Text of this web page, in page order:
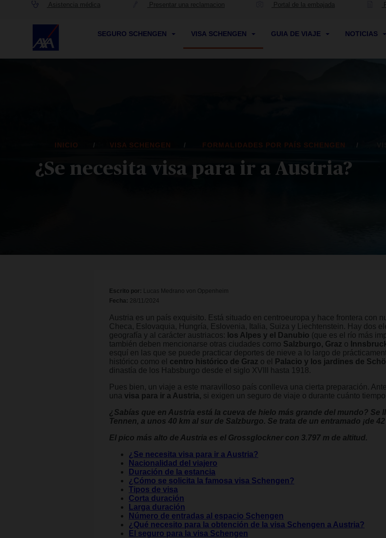
Asistencia médica Presentar una reclamacion Portal de la embajada
SEGURO SCHENGEN VISA SCHENGEN GUIA DE VIAJE NOTICIAS
INICIO VISA SCHENGEN FORMALIDADES POR PAÍS SCHENGEN
¿Se necesita visa para ir a Austria?
Escrito por: Lucas Medrano von Oppenheim
Fecha: 28/11/2024
Austria es un país exquisito. Está situado en centroeuropa y hace frontera con
Checa, Eslovaquia, Hungría, Eslovenia, Italia, Suiza y Liechtenstein. Hay dos
geografía y al carácter austriacos: los Alpes y el Danubio (que es el río más
también deben mencionarse otras ciudades como Salzburgo, Graz o
esquí en las que se puede practicar deportes de nieve a lo largo de
histórico como el centro histórico de Graz o el Palacio y los jardines de
dinastía de los Habsburgo desde el siglo XVIII hasta 1918.
Pues bien, un viaje a este maravilloso país conlleva una cierta preparación.
una visa para ir a Austria, si exigen un seguro de viaje o durante cuánto
¿Sabías que en Austria está la cueva de hielo más grande del mundo? Se
Tennen, a unos 40 km al sur de Salzburgo. Se trata de un entramado ¡de
El pico más alto de Austria es el Grossglockner con 3.797 m de altitud.
¿Se necesita visa para ir a Austria?
Nacionalidad del viajero
Duración de la estancia
¿Cómo se solicita la famosa visa Schengen?
Tipos de visa
Corta duración
Larga duración
Número de entradas al espacio Schengen
¿Qué necesito para la obtención de la visa Schengen a Austria?
El seguro para la visa Schengen